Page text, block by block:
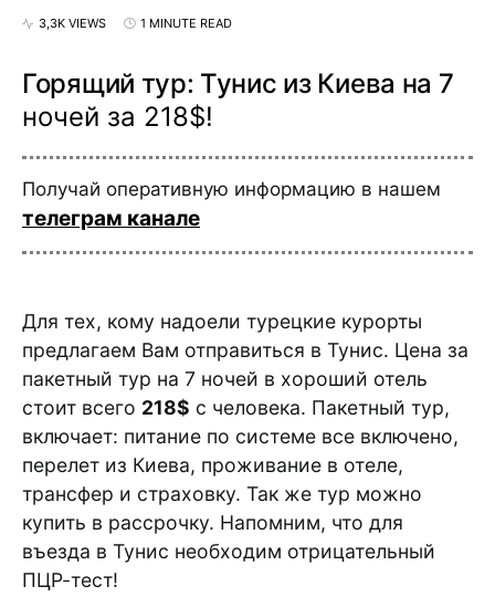
3,3K VIEWS 1 MINUTE READ
Горящий тур: Тунис из Киева на 7
ночей за 218$!
Получай оперативную информацию в нашем
телеграм канале
Для тех, кому надоели турецкие курорты
предлагаем Вам отправиться в Тунис. Цена за
пакетный тур на 7 ночей в хороший отель
стоит всего 218$ с человека. Пакетный тур,
включает: питание по системе все включено,
перелет из Киева, проживание в отеле,
трансфер и страховку. Так же тур можно
купить в рассрочку. Напомним, что для
въезда в Тунис необходим отрицательный
ПЦР-тест!